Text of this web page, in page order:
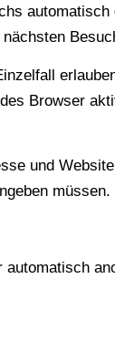
Browser
und
müssen.
automatisch